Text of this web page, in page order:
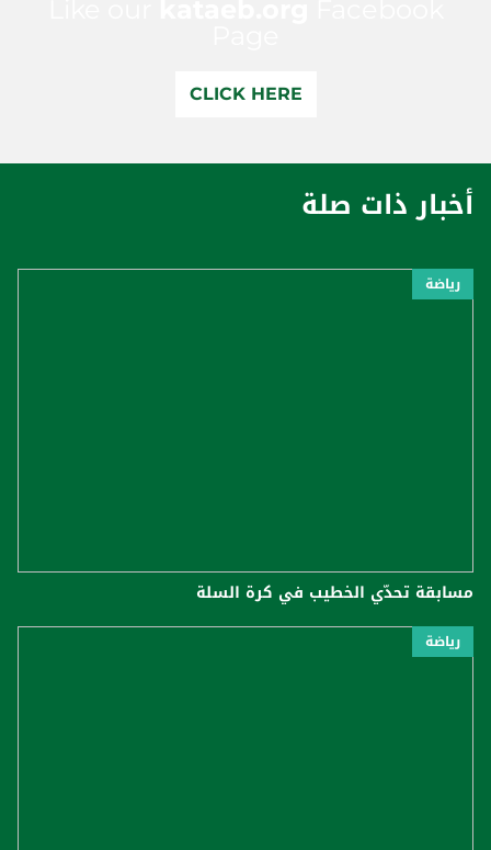
CLICK HERE
أخبار ذات صلة
رياضة
مسابقة تحدّي الخطيب في كرة السلة
رياضة